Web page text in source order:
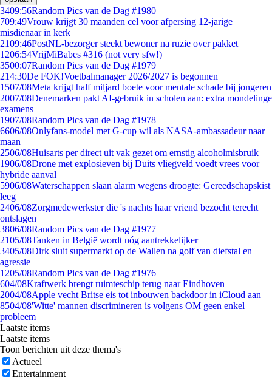
3409:56Random Pics van de Dag #1980
709:49Vrouw krijgt 30 maanden cel voor afpersing 12-jarige
misdienaar in kerk
2109:46PostNL-bezorger steekt bewoner na ruzie over pakket
1206:54VrijMiBabes #316 (not very sfw!)
3500:07Random Pics van de Dag #1979
214:30De FOK!Voetbalmanager 2026/2027 is begonnen
1507/08Meta krijgt half miljard boete voor mentale schade bij jongeren
2007/08Denemarken pakt AI-gebruik in scholen aan: extra mondelinge
examens
1907/08Random Pics van de Dag #1978
6606/08Onlyfans-model met G-cup wil als NASA-ambassadeur naar
maan
2506/08Huisarts per direct uit vak gezet om ernstig alcoholmisbruik
1906/08Drone met explosieven bij Duits vliegveld voedt vrees voor
hybride aanval
5906/08Waterschappen slaan alarm wegens droogte: Gereedschapskist
leeg
2406/08Zorgmedewerkster die 's nachts haar vriend bezocht terecht
ontslagen
3806/08Random Pics van de Dag #1977
2105/08Tanken in België wordt nóg aantrekkelijker
3405/08Dirk sluit supermarkt op de Wallen na golf van diefstal en
agressie
1205/08Random Pics van de Dag #1976
604/08Kraftwerk brengt ruimteschip terug naar Eindhoven
2004/08Apple vecht Britse eis tot inbouwen backdoor in iCloud aan
8504/08'Witte' mannen discrimineren is volgens OM geen enkel
probleem
Laatste items
Laatste items
Toon berichten uit deze thema's
Actueel
Entertainment